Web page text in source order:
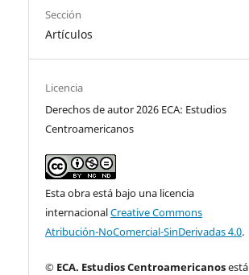
Sección
Artículos
Licencia
Derechos de autor 2026 ECA: Estudios
Centroamericanos
Esta obra está bajo una licencia
internacionalCreative Commons
Atribución-NoComercial-SinDerivadas 4.0.
© ECA. Estudios Centroamericanosestá